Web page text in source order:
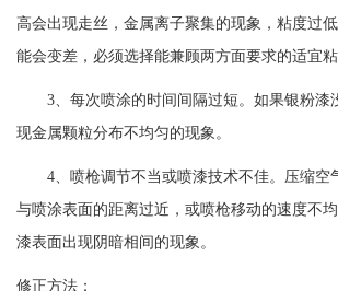
高会出现走丝，金属离子聚集的现象，粘度过
能会变差，必须选择能兼顾两方面要求的适宜粘
3、每次喷涂的时间间隔过短。如果银粉漆
现金属颗粒分布不均匀的现象。
4、喷枪调节不当或喷漆技术不佳。压缩空
与喷涂表面的距离过近，或喷枪移动的速度不
漆表面出现阴暗相间的现象。
修正方法：